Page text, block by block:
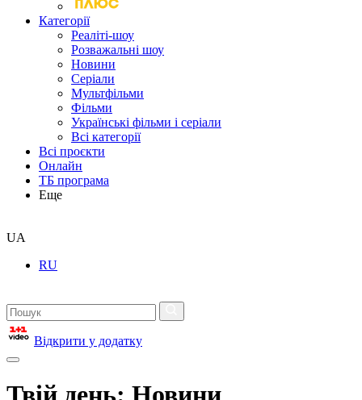
Категорії
Реаліті-шоу
Розважальні шоу
Новини
Серіали
Мультфільми
Фільми
Українські фільми і серіали
Всі категорії
Всі проєкти
Онлайн
ТБ програма
Еще
UA
RU
Відкрити у додатку